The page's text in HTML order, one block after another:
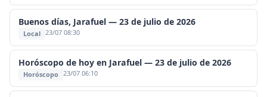
Buenos días, Jarafuel — 23 de julio de 2026
Local 23/07 08:30
Horóscopo de hoy en Jarafuel — 23 de julio de 2026
Horóscopo 23/07 06:10